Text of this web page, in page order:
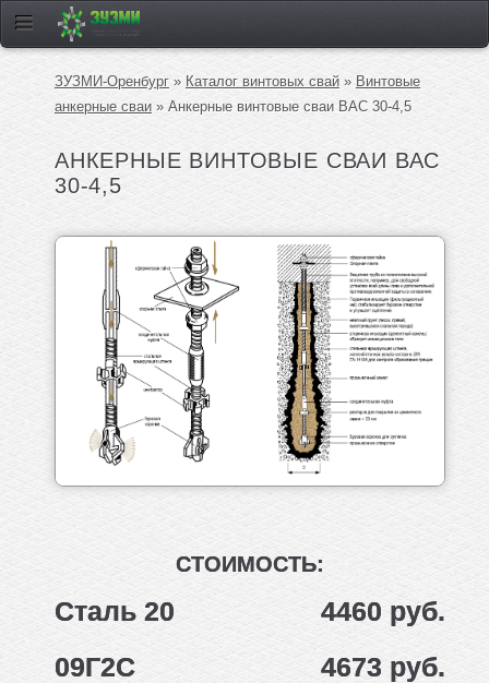
ЗУЗМИ-Оренбург » Каталог винтовых свай » Винтовые
анкерные сваи » Анкерные винтовые сваи ВАС 30-4,5
АНКЕРНЫЕ ВИНТОВЫЕ СВАИ ВАС
30-4,5
СТОИМОСТЬ:
Сталь 20
4460 руб.
09Г2С
4673 руб.